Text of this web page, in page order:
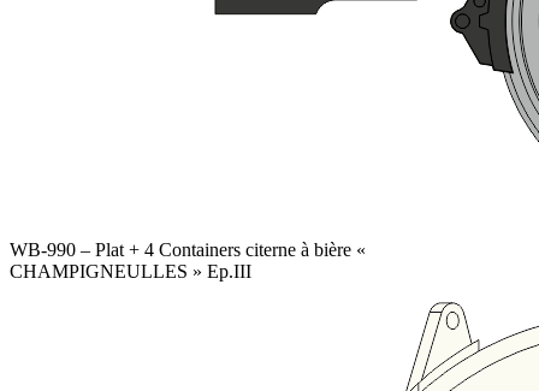
WB-990 – Plat + 4 Containers citerne à bière «
CHAMPIGNEULLES » Ep.III